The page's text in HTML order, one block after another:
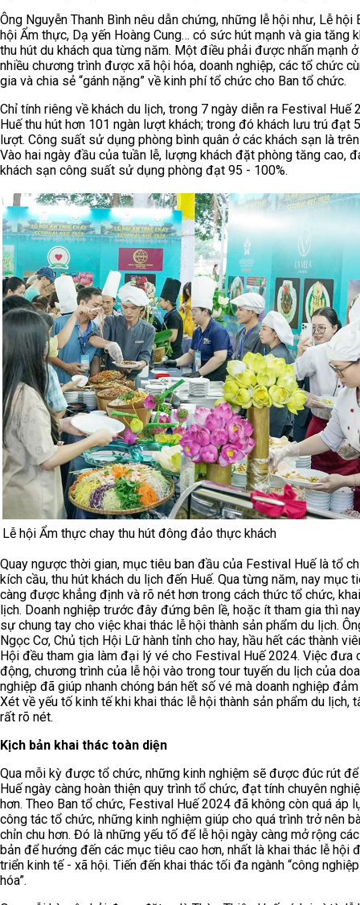
Ông Nguyễn Thanh Bình nêu dẫn chứng, những lễ hội như, Lễ hội
hội Ẩm thực, Dạ yến Hoàng Cung… có sức hút mạnh và gia tăng
thu hút du khách qua từng năm. Một điều phải được nhấn mạnh
nhiều chương trình được xã hội hóa, doanh nghiệp, các tổ chức
gia và chia sẻ “gánh nặng” về kinh phí tổ chức cho Ban tổ chức.
Chỉ tính riêng về khách du lịch, trong 7 ngày diễn ra Festival Huế
Huế thu hút hơn 101 ngàn lượt khách; trong đó khách lưu trú đạt
lượt. Công suất sử dụng phòng bình quân ở các khách sạn là
Vào hai ngày đầu của tuần lễ, lượng khách đặt phòng tăng cao,
khách sạn công suất sử dụng phòng đạt 95 - 100%.
Lễ hội Ẩm thực chay thu hút đông đảo thực khách
Quay ngược thời gian, mục tiêu ban đầu của Festival Huế là tổ
kích cầu, thu hút khách du lịch đến Huế. Qua từng năm, nay mục
càng được khẳng định và rõ nét hơn trong cách thức tổ chức,
lịch. Doanh nghiệp trước đây đứng bên lề, hoặc ít tham gia thì
sự chung tay cho việc khai thác lễ hội thành sản phẩm du lịch.
Ngọc Cơ, Chủ tịch Hội Lữ hành tỉnh cho hay, hầu hết các thành
Hội đều tham gia làm đại lý vé cho Festival Huế 2024. Việc đưa
động, chương trình của lễ hội vào trong tour tuyến du lịch của
nghiệp đã giúp nhanh chóng bán hết số vé mà doanh nghiệp đảm
Xét về yếu tố kinh tế khi khai thác lễ hội thành sản phẩm du lịch,
rất rõ nét.
Kịch bản khai thác toàn diện
Qua mỗi kỳ được tổ chức, những kinh nghiệm sẽ được đúc rút
Huế ngày càng hoàn thiện quy trình tổ chức, đạt tính chuyên
hơn. Theo Ban tổ chức, Festival Huế 2024 đã không còn quá áp
công tác tổ chức, những kinh nghiệm giúp cho quá trình trở nên
chỉn chu hơn. Đó là những yếu tố để lễ hội ngày càng mở rộng
bản để hướng đến các mục tiêu cao hơn, nhất là khai thác lễ hội
triển kinh tế - xã hội. Tiến đến khai thác tối đa ngành “công
hóa”.